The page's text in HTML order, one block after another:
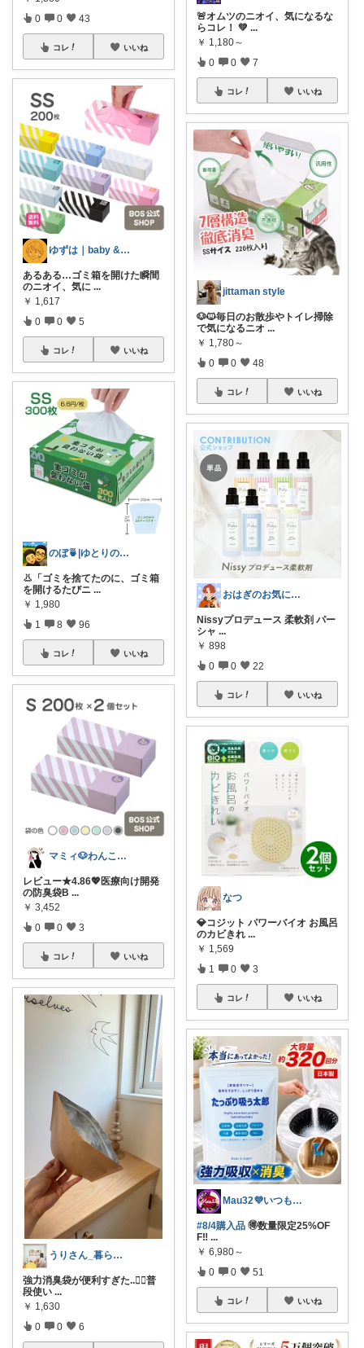
0 0 43
コレ いいね
ゆずは｜baby & kids mom
あるある…ゴミ箱を開けた瞬間
のニオイ、気に ...
￥ 1,617
0 0 5
コレ いいね
のぼ🍵|ゆとりのある暮らしをしたいパパ
👃「ゴミを捨てたのに、ゴミ箱
を開けるたびニ ...
￥ 1,980
1 8 96
コレ いいね
マミィ🐶わんこと暮らす｜お得情報係
レビュー★4.86💖医療向け開発
の防臭袋B ...
￥ 3,452
0 0 3
コレ いいね
うりさん_暮らし＊
強力消臭袋が便利すぎた..❤️‍🔥普
段使い ...
￥ 1,630
0 0 6
🚨オムツのニオイ、気になるな
らコレ！ 💚 ...
￥ 1,180～
0 0 7
コレ いいね
jittaman style
🐶🐱毎日のお散歩やトイレ掃除
で気になるニオ ...
￥ 1,780～
0 0 48
コレ いいね
おはぎのお気に入り★
Nissyプロデュース 柔軟剤 パー
シャ ...
￥ 898
0 0 22
コレ いいね
なつ
💎コジット パワーバイオ お風呂
のカビきれ ...
￥ 1,569
1 0 3
コレ いいね
Mau32💜いつも有難うございます😊
#8/4購入品 🉐数量限定25%OF
F‼ ...
￥ 6,980～
0 0 51
コレ いいね